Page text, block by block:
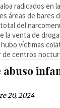
radicados en
áreas de bares
del
la venta de
hubo víctimas
de centros
abuso
20, 2024